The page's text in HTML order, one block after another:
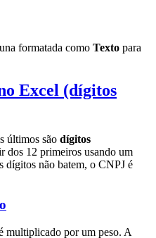
formatada como Texto para
Excel (dígitos
últimos são dígitos
dos 12 primeiros usando um
dígitos não batem, o CNPJ é
multiplicado por um peso. A